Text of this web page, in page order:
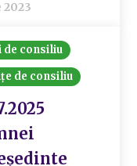
2023
consiliu
de consiliu